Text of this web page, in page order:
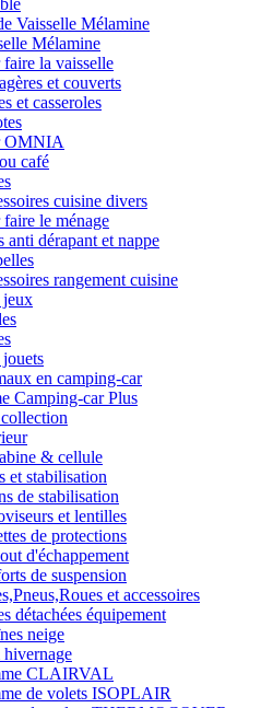
Vaisselle Mélamine
Mélamine
faire la vaisselle
et couverts
et casseroles
OMNIA
café
cuisine divers
faire le ménage
anti dérapant et nappe
rangement cuisine
en camping-car
Camping-car Plus
& cellule
et stabilisation
de stabilisation
et lentilles
de protections
d'échappement
de suspension
et accessoires
détachées équipement
neige
CLAIRVAL
de volets ISOPLAIR